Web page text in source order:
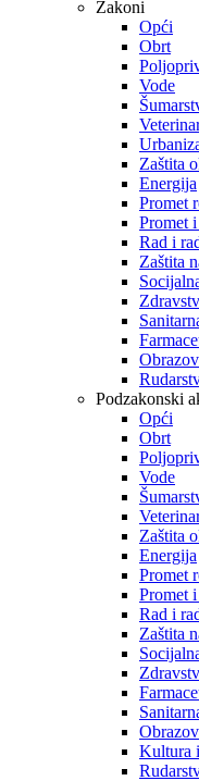
Zakoni
Opći
Obrt
Vode
Zaštita
Energija
Promet
Promet
Rad i
Zaštita
Podzakonski
Opći
Obrt
Vode
Zaštita
Energija
Promet
Promet
Rad i
Zaštita
Kultura